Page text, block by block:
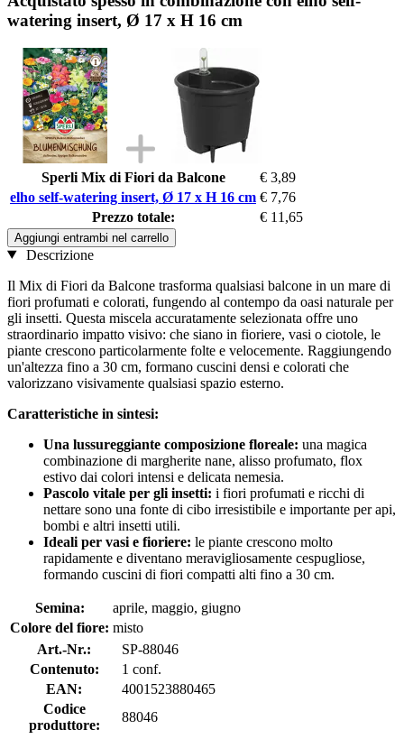
watering insert, Ø 17 x H 16 cm
Sperli Mix di Fiori da Balcone
€ 3,89
elho self-watering insert, Ø 17 x H 16 cm € 7,76
Prezzo totale:
€ 11,65
Aggiungi entrambi nel carrello
Descrizione
Il Mix di Fiori da Balcone trasforma qualsiasi balcone in un mare di
fiori profumati e colorati, fungendo al contempo da oasi naturale per
gli insetti. Questa miscela accuratamente selezionata offre uno
straordinario impatto visivo: che siano in fioriere, vasi o ciotole, le
piante crescono particolarmente folte e velocemente. Raggiungendo
un'altezza fino a 30 cm, formano cuscini densi e colorati che
valorizzano visivamente qualsiasi spazio esterno.
Caratteristiche in sintesi:
Una lussureggiante composizione floreale: una magica
combinazione di margherite nane, alisso profumato, flox
estivo dai colori intensi e delicata nemesia.
Pascolo vitale per gli insetti: i fiori profumati e ricchi di
nettare sono una fonte di cibo irresistibile e importante per api,
bombi e altri insetti utili.
Ideali per vasi e fioriere: le piante crescono molto
rapidamente e diventano meravigliosamente cespugliose,
formando cuscini di fiori compatti alti fino a 30 cm.
Semina:
aprile, maggio, giugno
Colore del fiore: misto
Art.-Nr.:
SP-88046
Contenuto:
1 conf.
EAN:
4001523880465
Codice
produttore:
88046